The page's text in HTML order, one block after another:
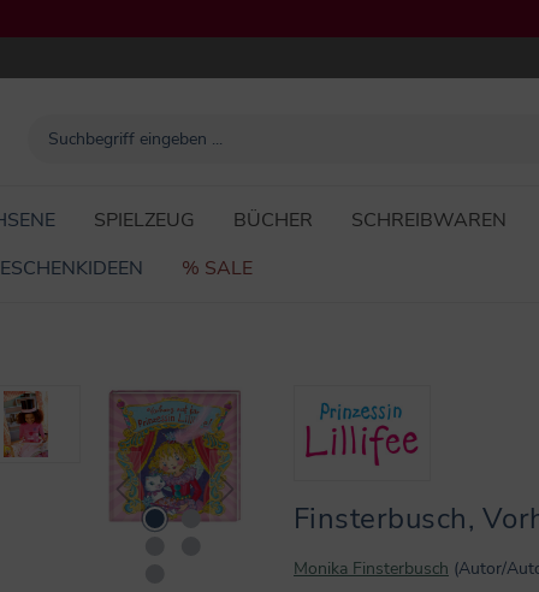
SPIELZEUG BÜCHER
SCHREIBWAREN
% SALE
Finsterbusch,
Monika Finsterbusch (Autor/